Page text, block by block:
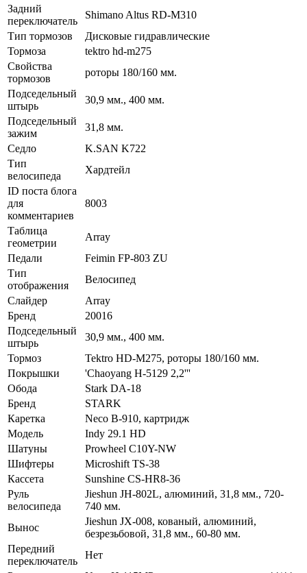
Задний
переключатель
Shimano Altus RD-M310
Тип тормозов
Дисковые гидравлические
Тормоза
tektro hd-m275
Свойства
тормозов
роторы 180/160 мм.
Подседельный
штырь
30,9 мм., 400 мм.
Подседельный
зажим
31,8 мм.
Седло
K.SAN K722
Тип
велосипеда
Хардтейл
ID поста блога
для
комментариев
8003
Таблица
геометрии
Array
Педали
Feimin FP-803 ZU
Тип
отображения
Велосипед
Слайдер
Array
Бренд
20016
Подседельный
штырь
30,9 мм., 400 мм.
Тормоз
Tektro HD-M275, роторы 180/160 мм.
Покрышки
'Chaoyang H-5129 2,2'''
Обода
Stark DA-18
Бренд
STARK
Каретка
Neco B-910, картридж
Модель
Indy 29.1 HD
Шатуны
Prowheel C10Y-NW
Шифтеры
Microshift TS-38
Кассета
Sunshine CS-HR8-36
Руль
велосипеда
Jieshun JH-802L, алюминий, 31,8 мм., 720-
740 мм.
Вынос
Jieshun JX-008, кованый, алюминий,
безрезьбовой, 31,8 мм., 60-80 мм.
Передний
переключатель
Нет